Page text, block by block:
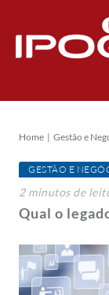
Home Gestão e
GESTÃO E
2 minutosde
Qual o